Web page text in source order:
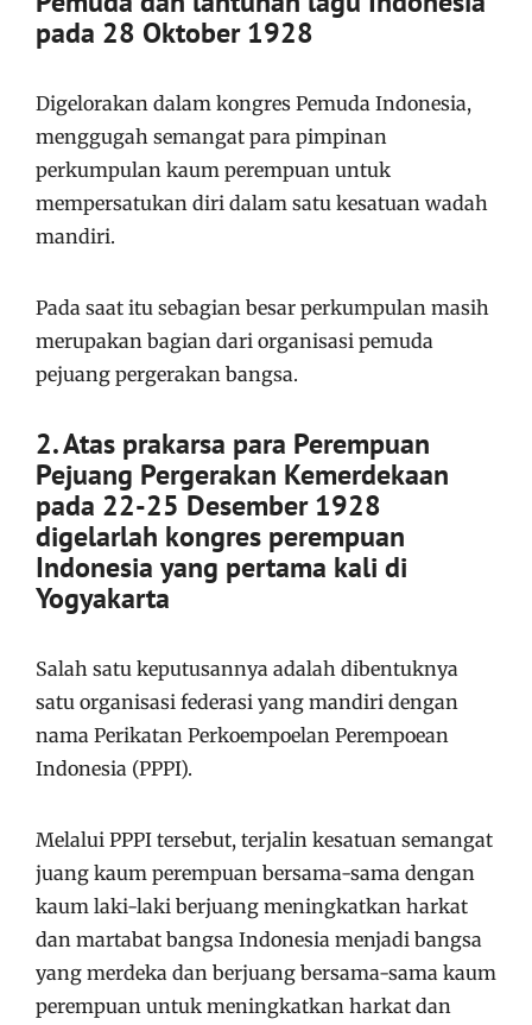
pada 28 Oktober 1928
Digelorakan dalam kongres Pemuda Indonesia,
menggugah semangat para pimpinan
perkumpulan kaum perempuan untuk
mempersatukan diri dalam satu kesatuan wadah
mandiri.
Pada saat itu sebagian besar perkumpulan masih
merupakan bagian dari organisasi pemuda
pejuang pergerakan bangsa.
2. Atas prakarsa para Perempuan
Pejuang Pergerakan Kemerdekaan
pada 22-25 Desember 1928
digelarlah kongres perempuan
Indonesia yang pertama kali di
Yogyakarta
Salah satu keputusannya adalah dibentuknya
satu organisasi federasi yang mandiri dengan
nama Perikatan Perkoempoelan Perempoean
Indonesia (PPPI).
Melalui PPPI tersebut, terjalin kesatuan semangat
juang kaum perempuan bersama-sama dengan
kaum laki-laki berjuang meningkatkan harkat
dan martabat bangsa Indonesia menjadi bangsa
yang merdeka dan berjuang bersama-sama kaum
perempuan untuk meningkatkan harkat dan